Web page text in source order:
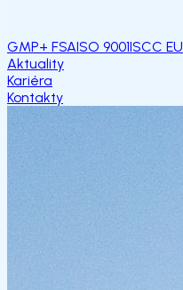
GMP+ FSAISO 9001ISCC EU
Aktuality
Kariéra
Kontakty